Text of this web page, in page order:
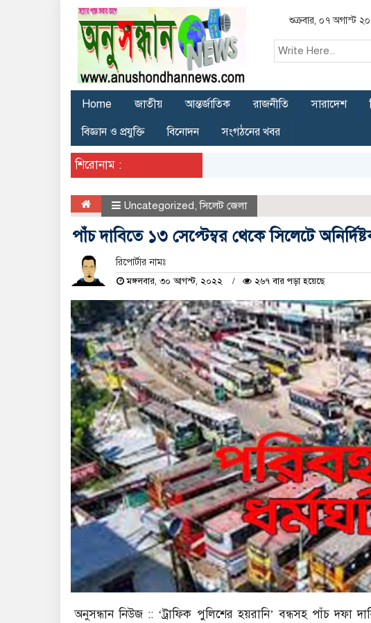
শুক্রবার, ০৭ অগাস্ট
Home জাতীয় আন্তর্জাতিক রাজনীতি সারাদেশ
বিজ্ঞান ও প্রযুক্তি
বিনোদন সংগঠনের খবর
শিরোনাম :
Uncategorized,সিলেট জেলা
পাঁচ দাবিতে ১৩ সেপ্টেম্বর থেকে সিলেটে
রিপোর্টার নামঃ
মঙ্গলবার, ৩০ আগস্ট, ২০২২ ২৬৭ বার পড়া হয়েছে
অনুসন্ধান নিউজ :: ‘ট্রাফিক পুলিশের হয়রানি’ বন্ধসহ পাঁচ দফা